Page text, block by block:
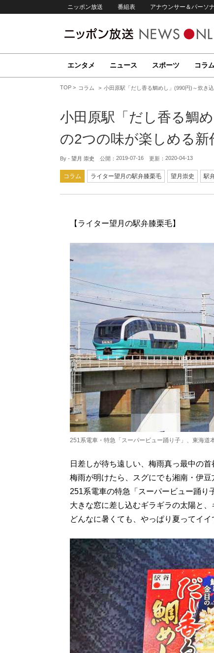
ニッポン放送 番組表 アナウンサー＆パーソ
エンタメ ニュース スポーツ コラム
TOP コラム 小田原駅「だし香る鯛めし」(990円)～炊き
小田原駅「だし香る鯛
の2つの味が楽しめる新
By - 望月 崇史 公開： 2019-07-16 更新： 2020-04-13
コラム ライター望月の駅弁膝栗毛 望月崇史 駅
【ライター望月の駅弁膝栗毛】
251系電車・特急「スーパービュー踊り子」、東海道
日差しが待ち遠しい、梅雨真っ最中の首
梅雨が明けたら、スグにでも湘南・伊豆
251系電車の特急「スーパービュー踊り
大きな窓に差し込むギラギラの太陽と
どんなに暑くても、やっぱり夏ってイイ